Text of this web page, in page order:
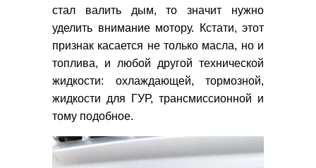
стал валить дым, то значит нужно
уделить внимание мотору. Кстати, этот
признак касается не только масла, но и
топлива, и любой другой технической
жидкости: охлаждающей, тормозной,
жидкости для ГУР, трансмиссионной и
тому подобное.